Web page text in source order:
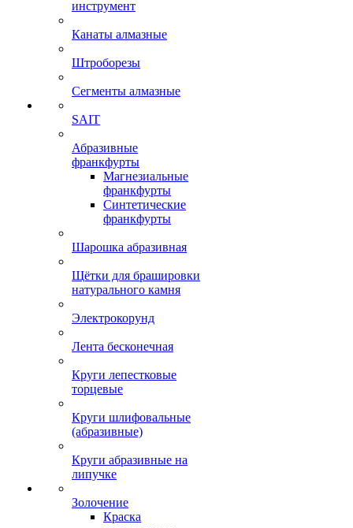
инструмент
Канаты алмазные
Штроборезы
Сегменты алмазные
SAIT
Абразивные
франкфурты
Магнезиальные
франкфурты
Синтетические
франкфурты
Шарошка абразивная
Щётки для брашировки
натурального камня
Электрокорунд
Лента бесконечная
Круги лепестковые
торцевые
Круги шлифовальные
(абразивные)
Круги абразивные на
липучке
Золочение
Краска